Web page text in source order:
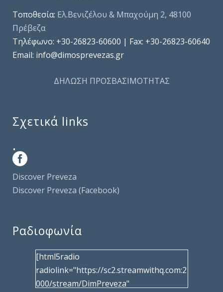
Τοποθεσία: Ελ.Βενιζέλου & Μπαχούμη 2, 48100
Πρέβεζα
Τηλέφωνo: +30-26823-60600 | Fax: +30-26823-60640
Email: info@dimosprevezas.gr
ΔΗΛΩΣΗ ΠΡΟΣΒΑΣΙΜΟΤΗΤΑΣ
Σχετικά links
.
Discover Preveza
Discover Preveza (Facebook)
Ραδιοφωνία
[html5radio
radiolink="https://sc2.streamwithq.com:2
000/stream/DimPreveza"